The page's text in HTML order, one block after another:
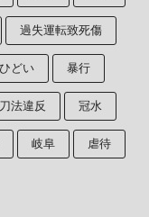
過失運転致死傷
どい 暴行
法違反 冠水
岐阜 虐待